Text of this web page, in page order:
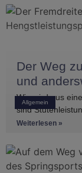
Allgemein
Der Weg
und
Wie wird aus
sind
Einblicke in die
Weiterlesen »